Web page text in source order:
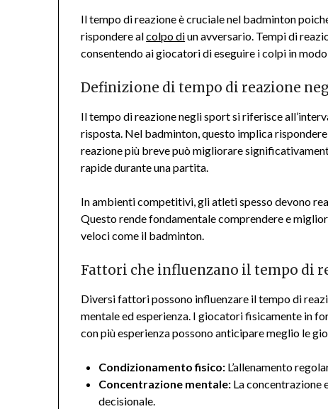
Il tempo di reazione è cruciale nel badminton
rispondere alcolpo diun avversario. Tempi di
consentendo ai giocatori di eseguire i colpi in
Definizione di tempo di reazione
Il tempo di reazione negli sport si riferisce
risposta. Nel badminton, questo implica
reazione più breve può migliorare
rapide durante una partita.
In ambienti competitivi, gli atleti spesso devono
Questo rende fondamentale comprendere e
veloci come il badminton.
Fattori che influenzano il tempo di
Diversi fattori possono influenzare il tempo di
mentale ed esperienza. I giocatori fisicamente in
con più esperienza possono anticipare meglio le
Condizionamento fisico: L’allenamento
Concentrazione mentale: La concentrazione
decisionale.